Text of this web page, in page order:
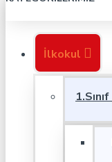
İlkokul
1.Sınıf